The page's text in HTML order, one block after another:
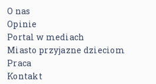
O nas
Opinie
Portal w mediach
Miasto przyjazne dzieciom
Praca
Kontakt